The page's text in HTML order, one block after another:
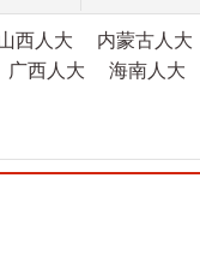
西人大 内蒙古人大
广西人大 海南人大